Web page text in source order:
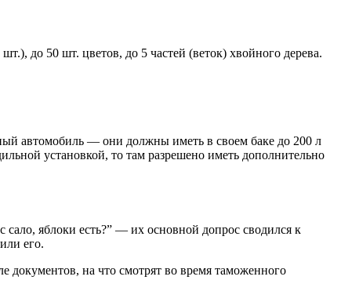
до 50 шт. цветов, до 5 частей (веток) хвойного дерева.
автомобиль — они должны иметь в своем баке до 200 л
установкой, то там разрешено иметь дополнительно
яблоки есть?” — их основной допрос сводился к
его.
документов, на что смотрят во время таможенного